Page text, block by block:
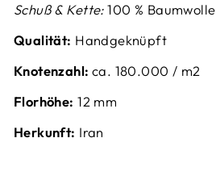
Schuß & Kette: 100 % Baumwolle
Qualität: Handgeknüpft
Knotenzahl: ca. 180.000 / m2
Florhöhe: 12 mm
Herkunft: Iran